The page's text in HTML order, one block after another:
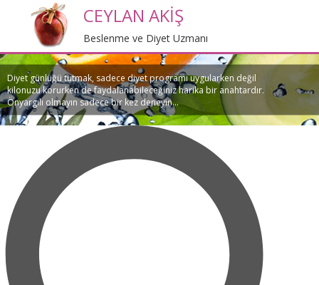
CEYLAN AKİŞ
Beslenme ve Diyet Uzmanı
Diyet günlüğü tutmak, sadece diyet programı uygularken değil
kilonuzu korurken de faydalanabileceğiniz harika bir anahtardır.
Önyargılı olmayın sadece bir kez deneyin...